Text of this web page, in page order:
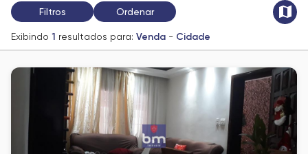
Filtros Ordenar
Exibindo 1 resultados para: Venda - Cidade